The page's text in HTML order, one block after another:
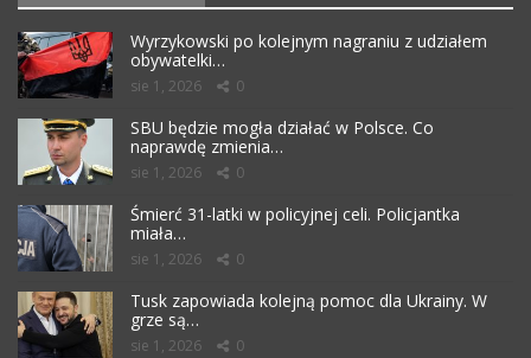
Wyrzykowski po kolejnym nagraniu z udziałem
obywatelki…
sie 1, 2026 0
SBU będzie mogła działać w Polsce. Co
naprawdę zmienia…
sie 1, 2026 0
Śmierć 31-latki w policyjnej celi. Policjantka
miała…
sie 1, 2026 0
Tusk zapowiada kolejną pomoc dla Ukrainy. W
grze są…
sie 1, 2026 0